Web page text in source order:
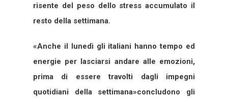
risente del peso dello stress accumulato il
resto della settimana.
«Anche il lunedì gli italiani hanno tempo ed
energie per lasciarsi andare alle emozioni,
prima di essere travolti dagli impegni
quotidiani della settimana»concludono gli